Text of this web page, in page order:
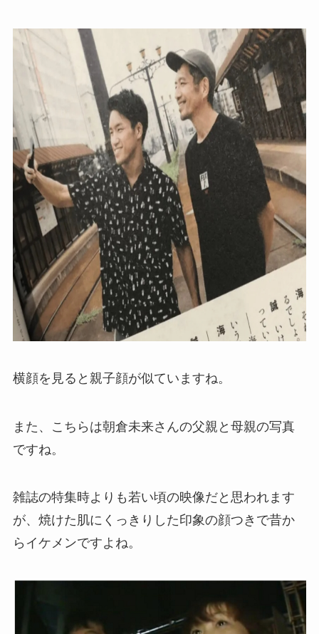
横顔を見ると親子顔が似ていますね。
また、こちらは朝倉未来さんの父親と母親の写真
ですね。
雑誌の特集時よりも若い頃の映像だと思われます
が、焼けた肌にくっきりした印象の顔つきで昔か
らイケメンですよね。